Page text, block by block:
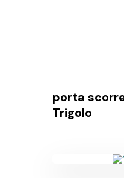
porta
Trigolo